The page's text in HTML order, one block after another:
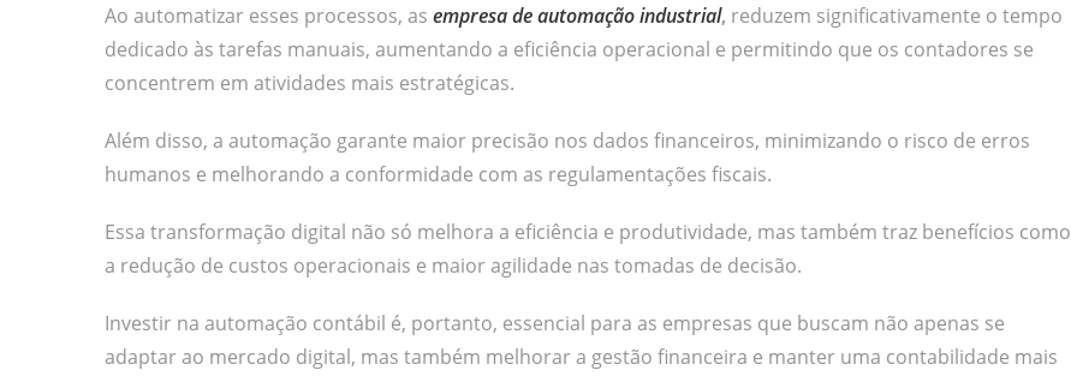
Ao automatizar esses processos, as empresa de automação industrial, reduzem significativamente o tempo
dedicado às tarefas manuais, aumentando a eficiência operacional e permitindo que os contadores se
concentrem em atividades mais estratégicas.
Além disso, a automação garante maior precisão nos dados financeiros, minimizando o risco de erros
humanos e melhorando a conformidade com as regulamentações fiscais.
Essa transformação digital não só melhora a eficiência e produtividade, mas também traz benefícios como
a redução de custos operacionais e maior agilidade nas tomadas de decisão.
Investir na automação contábil é, portanto, essencial para as empresas que buscam não apenas se
adaptar ao mercado digital, mas também melhorar a gestão financeira e manter uma contabilidade mais